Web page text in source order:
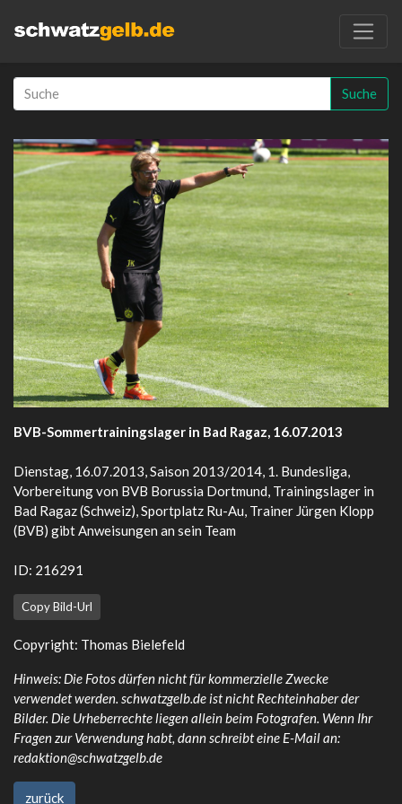
Suche
BVB-Sommertrainingslager in Bad Ragaz, 16.07.2013
Dienstag, 16.07.2013, Saison 2013/2014, 1. Bundesliga,
Vorbereitung von BVB Borussia Dortmund, Trainingslager in
Bad Ragaz (Schweiz), Sportplatz Ru-Au, Trainer Jürgen Klopp
(BVB) gibt Anweisungen an sein Team
ID: 216291
Copy Bild-Url
Copyright: Thomas Bielefeld
Hinweis: Die Fotos dürfen nicht für kommerzielle Zwecke
verwendet werden. schwatzgelb.de ist nicht Rechteinhaber der
Bilder. Die Urheberrechte liegen allein beim Fotografen. Wenn Ihr
Fragen zur Verwendung habt, dann schreibt eine E-Mail an:
redaktion@schwatzgelb.de
zurück